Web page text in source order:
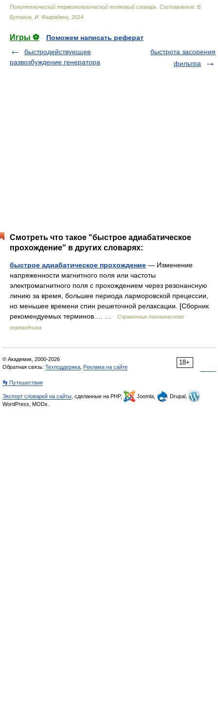
Политехнический терминологический толковый словарь Составление: В.
Бутаков, И. Фаградянц 2014
Игры ⚽
Поможем написать реферат
быстродействующее
развозбуждение генератора
быстрота засорения
фильтра
Смотреть что такое "быстрое адиабатическое
прохождение" в других словарях:
быстрое адиабатическое прохождение — Изменение
напряженности магнитного поля или частоты
электромагнитного поля с прохождением через резонансную
линию за время, большее периода ларморовской прецессии,
но меньшее времени спин решеточной релаксации. [Сборник
рекомендуемых терминов.… …
Справочник технического
переводчика
18+
© Академик, 2000-2026
Обратная связь: Техподдержка Реклама на сайте
👣 Путешествия
Экспорт словарей на сайты , сделанные на PHP, Joomla,
Drupal,
WordPress, MODx.